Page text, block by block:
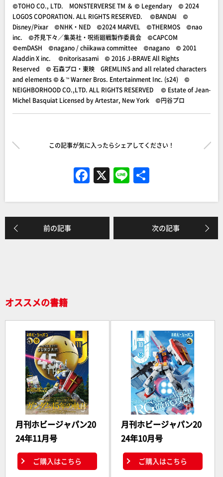
©TOHO CO., LTD. MONSTERVERSE TM ＆ © Legendary © 2024
LOGOS COPORATION. ALL RIGHTS RESERVED. ©BANDAI ©
Disney/Pixar ©NHK・NED ©2024 MARVEL ©THERMOS ©nao
inc. ©芥見下々／集英社・呪術廻戦製作委員会 ©CAPCOM
©emDASH ©nagano / chiikawa committee ©nagano © 2001
Aladdin X inc. ©nitorisasami © 2016 J-BRAVE All Rights
Reserved © 石森プロ・東映 GREMLINS and all related characters
and elements © & ™ Warner Bros. Entertainment Inc. (s24) ©
NEIGHBORHOOD CO.,LTD. ALL RIGHTS RESERVED © Estate of Jean-
Michel Basquiat Licensed by Artestar, New York ©円谷プロ
この記事が気に入ったらシェアしてください！
F
a
c
e
b
X Li
n
e
前の記事 次の記事
オススメの書籍
月刊ホビージャパン20
24年11月号
ご購入はこちら
月刊ホビージャパン20
24年10月号
ご購入はこちら